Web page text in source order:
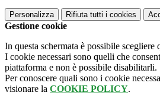
Personalizza Rifiuta tutti i cookies
Gestione cookie
In questa schermata è possibile scegliere
I cookie necessari sono quelli che
piattaforma e non è possibile disabilitarli.
Per conoscere quali sono i cookie
visionare la COOKIE POLICY.